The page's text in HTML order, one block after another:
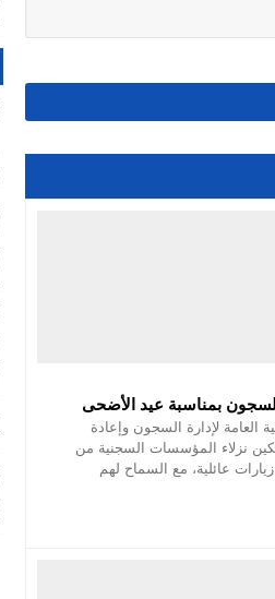
بمناسبة عيد الأضحى
العامة لإدارة السجون وإعادة
نزلاء المؤسسات السجنية من
عائلية، مع السماح لهم